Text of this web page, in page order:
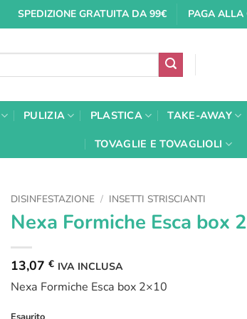
SPEDIZIONE GRATUITA DA 99€ PAGA ALLA
PULIZIA PLASTICA TAKE-AWAY
TOVAGLIE E TOVAGLIOLI
DISINFESTAZIONE / INSETTI STRISCIANTI
Nexa Formiche Esca box
13,07 € IVA INCLUSA
Nexa Formiche Esca box 2×10